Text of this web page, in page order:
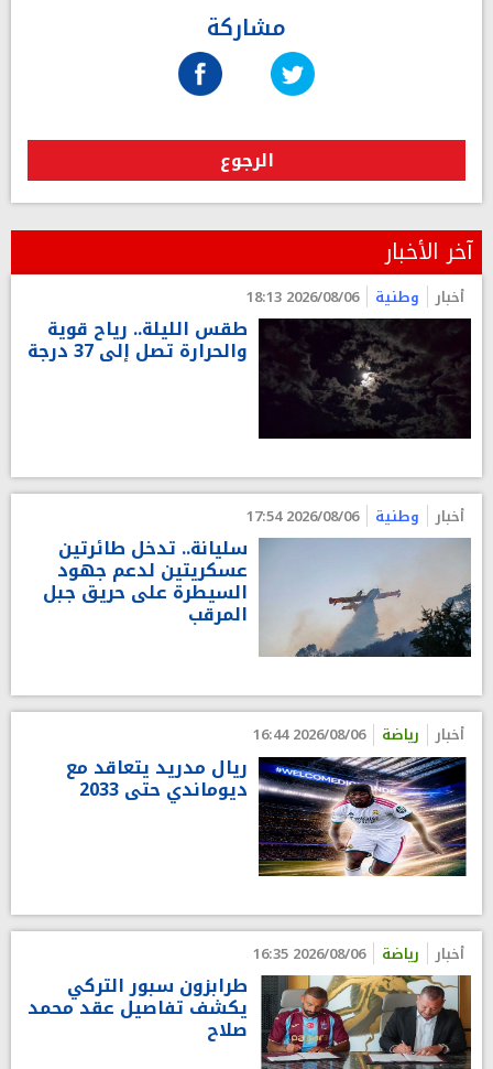
مشاركة
الرجوع
آخر الأخبار
أخبار وطنية 2026/08/06 18:13
طقس الليلة.. رياح قوية
والحرارة تصل إلى 37 درجة
أخبار وطنية 2026/08/06 17:54
سليانة.. تدخل طائرتين
عسكريتين لدعم جهود
السيطرة على حريق جبل
المرقب
أخبار رياضة 2026/08/06 16:44
ريال مدريد يتعاقد مع
ديوماندي حتى 2033
أخبار رياضة 2026/08/06 16:35
طرابزون سبور التركي
يكشف تفاصيل عقد محمد
صلاح